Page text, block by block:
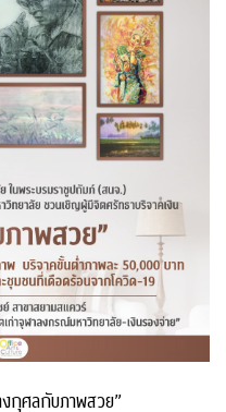
งกุศลกับภาพสวย”